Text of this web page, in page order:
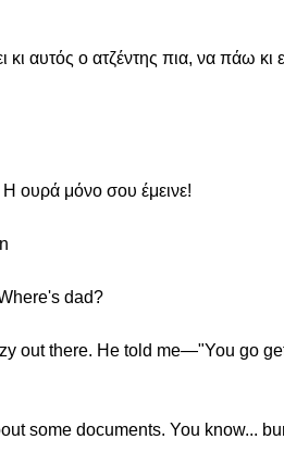
κι αυτός ο ατζέντης πια, να πάω
ουρά μόνο σου έμεινε!
dad?
out there. He told me—"You go
some documents. You know...